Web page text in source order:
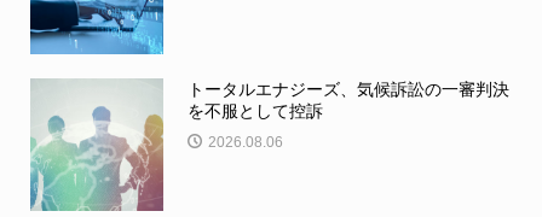
トータルエナジーズ、気候訴訟の一審判決
を不服として控訴
2026.08.06